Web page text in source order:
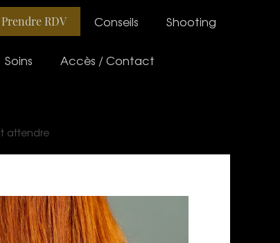
Shooting
Conseils
Prendre RDV
Soins Accès / Contact
attendre